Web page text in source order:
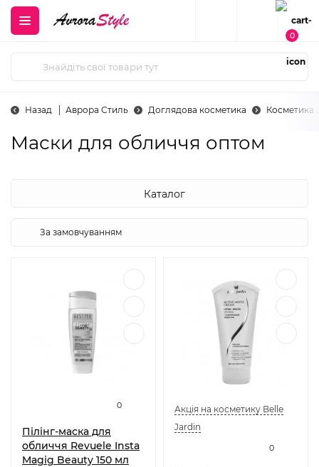
0
Назад Аврора Стиль Доглядова косметика Косметика
Маски для обличчя оптом
Каталог
0
Пілінг-маска для
обличчя Revuele Insta
Magig Beauty 150 мл
0
Акція на косметику Belle
Jardin